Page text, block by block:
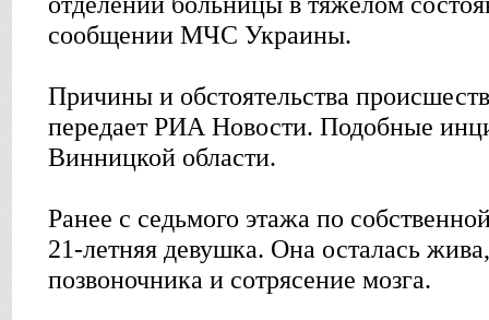
сообщении МЧС Украины.
Причины и обстоятельства
передает РИА Новости. Подобные
Винницкой области.
Ранее с седьмого этажа по
21-летняя девушка. Она осталась
позвоночника и сотрясение мозга.